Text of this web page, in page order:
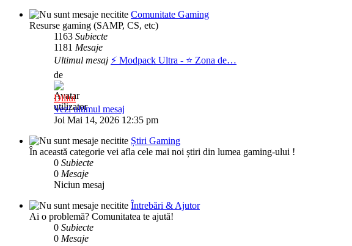
Comunitate Gaming
Resurse gaming (SAMP, CS, etc)
1163 Subiecte
1181 Mesaje
Ultimul mesaj ⚡️ Modpack Ultra - ⭐️ Zona de…
de
Diliul
Vezi ultimul mesaj
Joi Mai 14, 2026 12:35 pm
Știri Gaming
În această categorie vei afla cele mai noi știri din lumea gaming-ului !
0 Subiecte
0 Mesaje
Niciun mesaj
Întrebări & Ajutor
Ai o problemă? Comunitatea te ajută!
0 Subiecte
0 Mesaje